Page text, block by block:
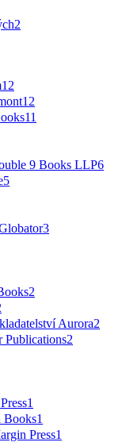
2
12
12
11
9 Books LLP6
5
3
2
Aurora2
Publications2
1
Books1
Press1